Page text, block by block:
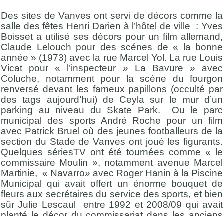
Des sites de Vanves ont servi de décors comme la
salle des fêtes Henri Darien à l’hôtel de ville : Yves
Boisset a utilisé ses décors pour un film allemand,
Claude Lelouch pour des scénes de « la bonne
année » (1973) avec la rue Marcel Yol. La rue Louis
Vicat pour « l’inspecteur » La Bavure » avec
Coluche, notamment pour la scéne du fourgon
renversé devant les fameux papillons (occulté par
des tags aujourd’hui) de Ceyla sur le mur d’un
parking au niveau du Skate Park. Ou le parc
municipal des sports André Roche pour un film
avec Patrick Bruel où des jeunes footballeurs de la
section du Stade de Vanves ont joué les figurants.
Quelques sériesTV ont été tournées comme « le
commissaire Moulin », notamment avenue Marcel
Martinie, « Navarro» avec Roger Hanin à la Piscine
Municipal qui avait offert un énorme bouquet de
fleurs aux secrétaires du service des sports, et bien
sûr Julie Lescaul entre 1992 et 2008/09 qui avait